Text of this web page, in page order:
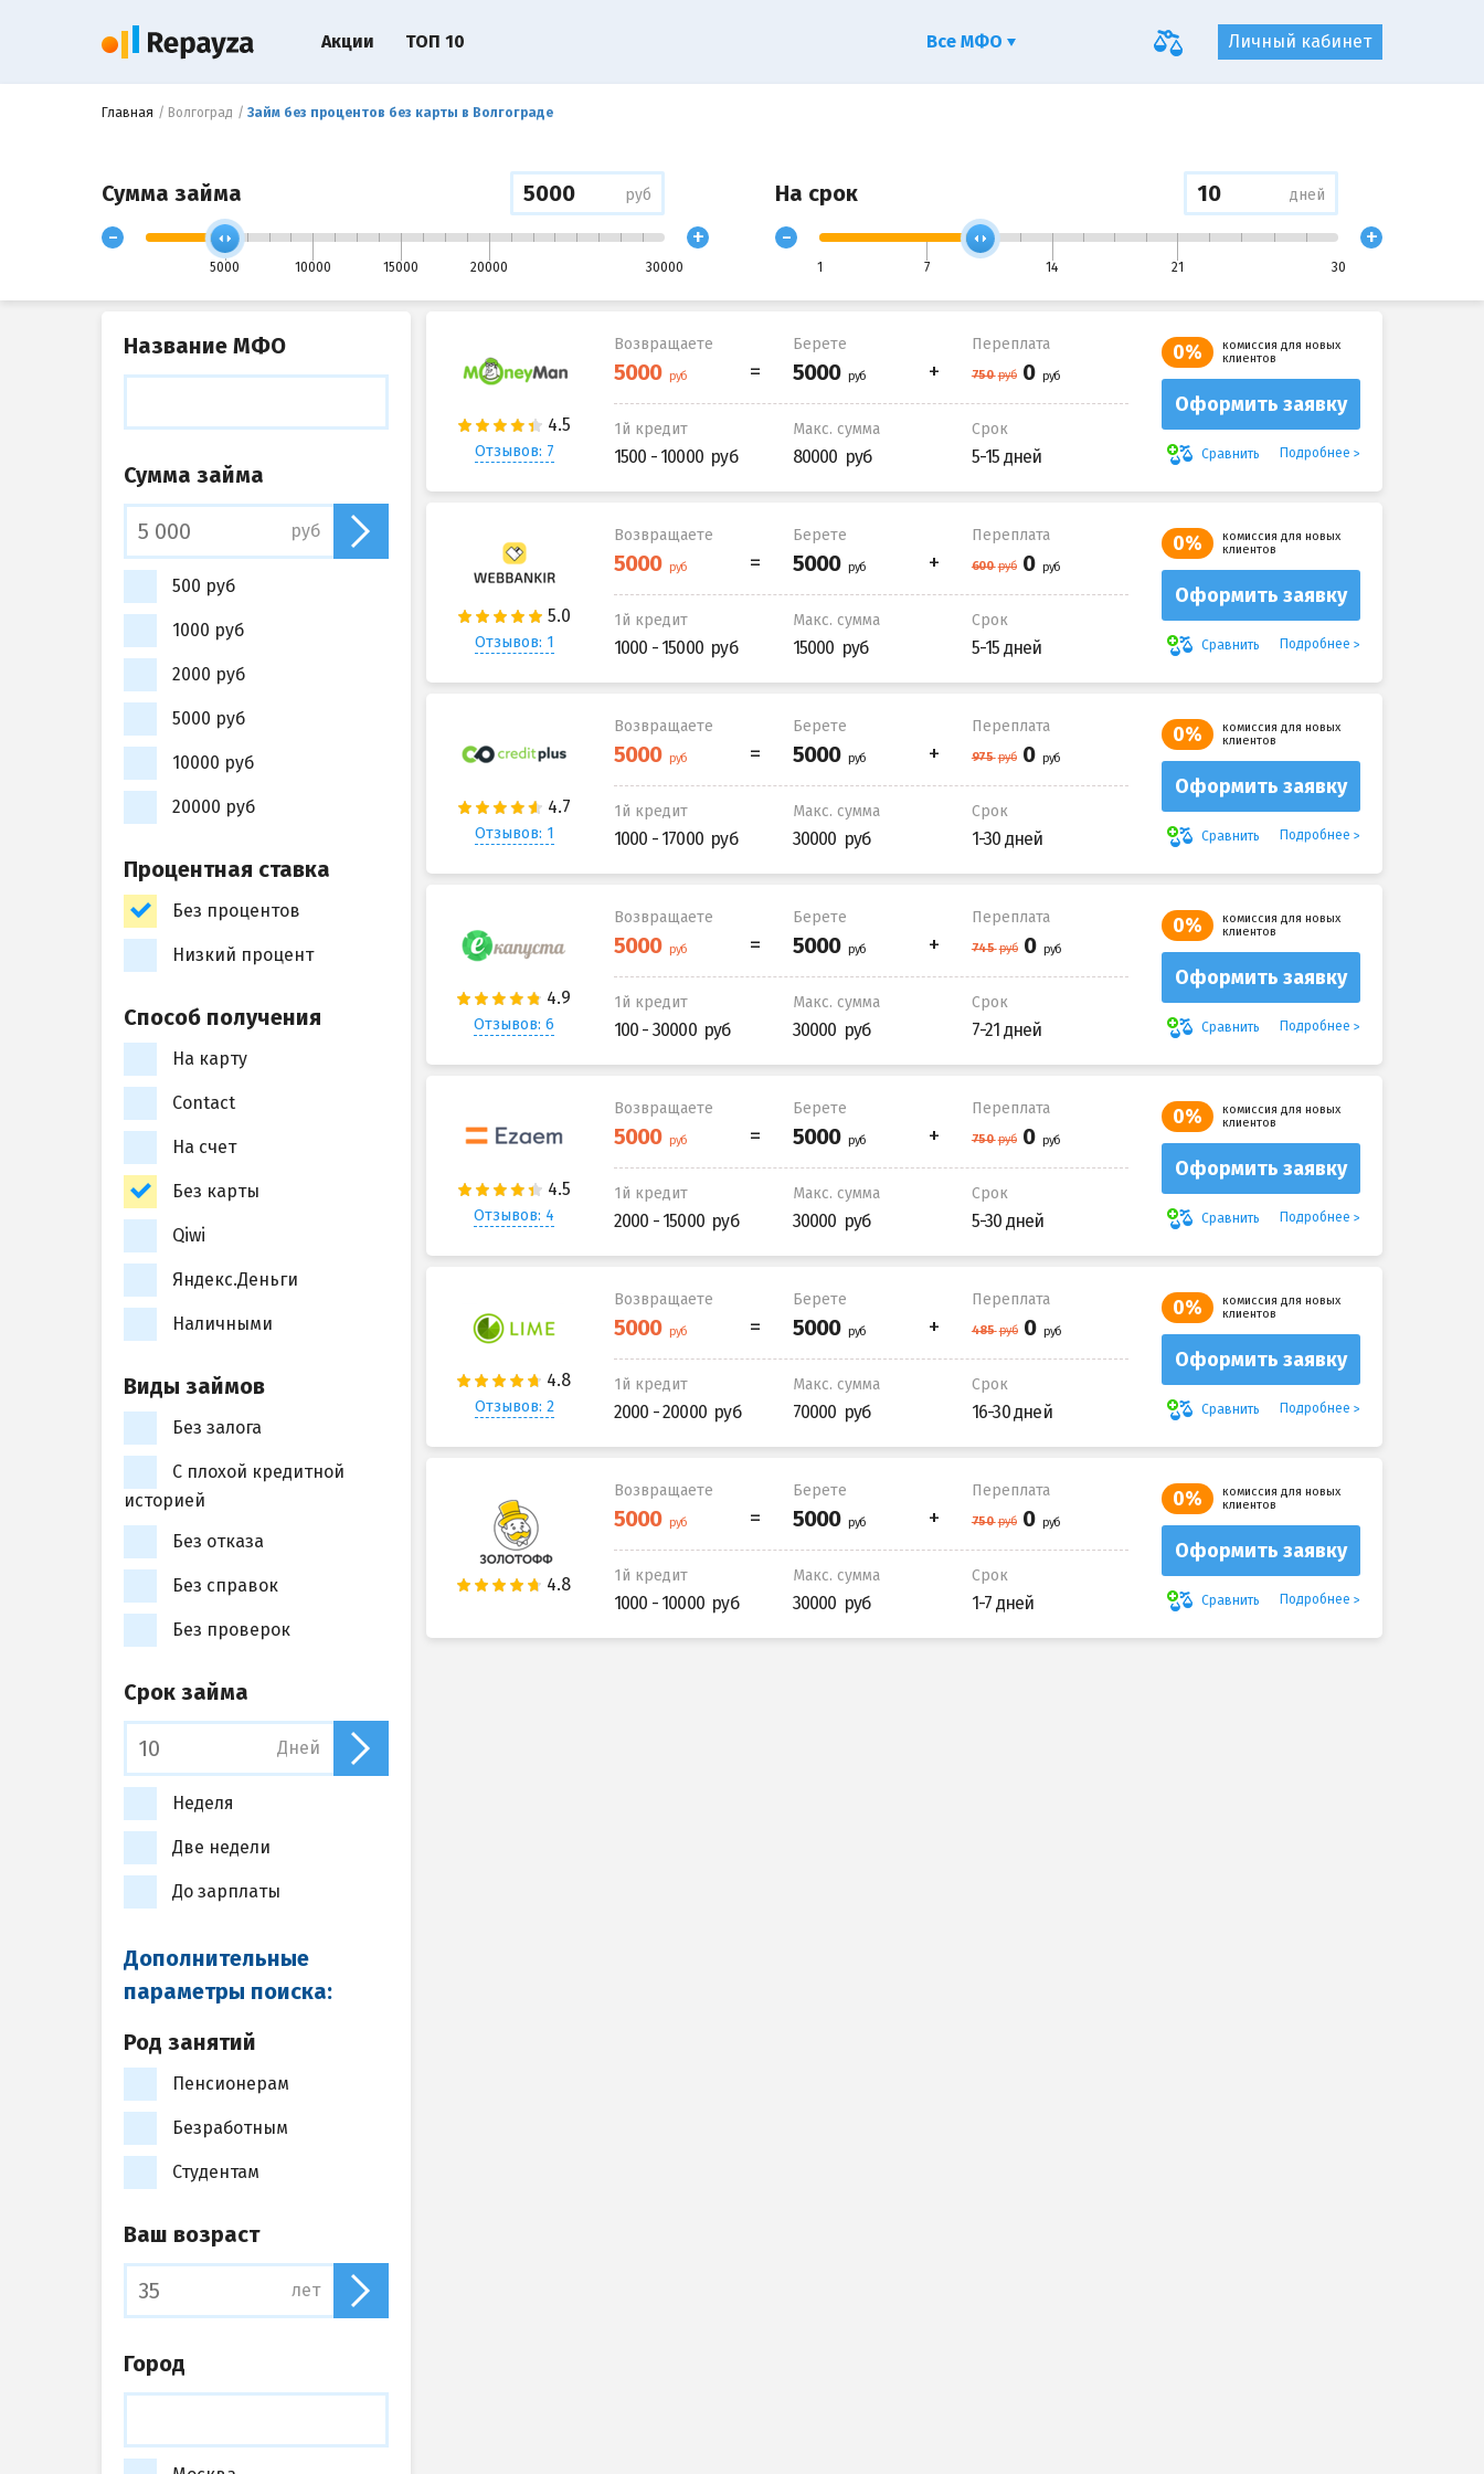
Главная Волгоград Займ без процентов без карты в Волгограде
Сумма займа руб
-
5000 10000 15000 20000 30000
+
На срок дней
-
1 7 14 21 30
+
Отзывов: 7
Возвращаете Берете Переплата
1й кредит
1500 - 10000
Макс. сумма
80000
Срок
5-15 дней
0%
комиссия для новых
клиентов
Оформить заявку
Сравнить Подробнее
Отзывов: 1
Возвращаете Берете Переплата
1й кредит
1000 - 15000
Макс. сумма
15000
Срок
5-15 дней
0%
комиссия для новых
клиентов
Оформить заявку
Сравнить Подробнее
Отзывов: 1
Возвращаете Берете Переплата
1й кредит
1000 - 17000
Макс. сумма
30000
Срок
1-30 дней
0%
комиссия для новых
клиентов
Оформить заявку
Сравнить Подробнее
Отзывов: 6
Возвращаете Берете Переплата
1й кредит
100 - 30000
Макс. сумма
30000
Срок
7-21 дней
0%
комиссия для новых
клиентов
Оформить заявку
Сравнить Подробнее
Отзывов: 4
Возвращаете Берете Переплата
1й кредит
2000 - 15000
Макс. сумма
30000
Срок
5-30 дней
0%
комиссия для новых
клиентов
Оформить заявку
Сравнить Подробнее
Отзывов: 2
Возвращаете Берете Переплата
1й кредит
2000 - 20000
Макс. сумма
70000
Срок
16-30 дней
0%
комиссия для новых
клиентов
Оформить заявку
Сравнить Подробнее
Возвращаете Берете Переплата
1й кредит
1000 - 10000
Макс. сумма
30000
Срок
1-7 дней
0%
комиссия для новых
клиентов
Оформить заявку
Сравнить Подробнее
Название МФО
Сумма займа
руб
500 руб
1000 руб
2000 руб
5000 руб
10000 руб
20000 руб
Процентная ставка
Без процентов
Низкий процент
Способ получения
На карту
Contact
На счет
Без карты
Qiwi
Яндекс.Деньги
Наличными
Виды займов
Без залога
С плохой кредитной
историей
Без отказа
Без справок
Без проверок
Срок займа
Дней
Неделя
Две недели
До зарплаты
Дополнительные
параметры поиска:
Род занятий
Пенсионерам
Безработным
Студентам
Ваш возраст
лет
Город
Личный кабинет
Акции ТОП 10 Все МФО